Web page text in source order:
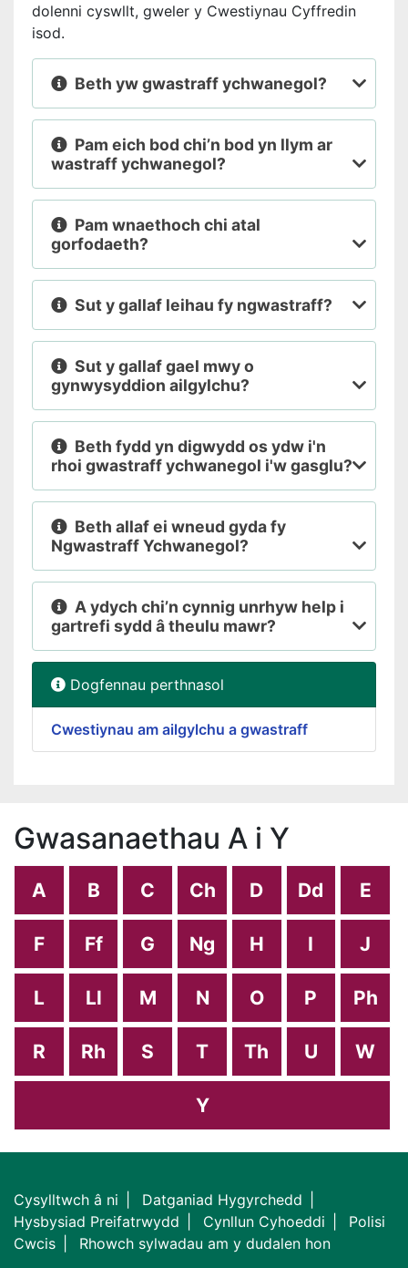
dolenni cyswllt, gweler y Cwestiynau Cyffredin
isod.
Beth yw gwastraff ychwanegol?
Pam eich bod chi’n bod yn llym ar
wastraff ychwanegol?
Pam wnaethoch chi atal
gorfodaeth?
Sut y gallaf leihau fy ngwastraff?
Sut y gallaf gael mwy o
gynwysyddion ailgylchu?
Beth fydd yn digwydd os ydw i'n
rhoi gwastraff ychwanegol i'w gasglu?
Beth allaf ei wneud gyda fy
Ngwastraff Ychwanegol?
A ydych chi’n cynnig unrhyw help i
gartrefi sydd â theulu mawr?
Dogfennau perthnasol
Cwestiynau am ailgylchu a gwastraff
Gwasanaethau A i Y
A B C Ch D Dd E
F Ff G Ng H I J
L Ll M N O P Ph
R Rh S T Th U W
Y
Cysylltwch â ni
Datganiad Hygyrchedd
Hysbysiad Preifatrwydd
Cynllun Cyhoeddi
Polisi
Cwcis
Rhowch sylwadau am y dudalen hon